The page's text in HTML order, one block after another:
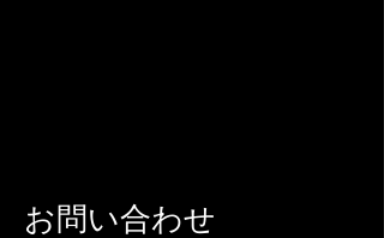
お問い合わせ